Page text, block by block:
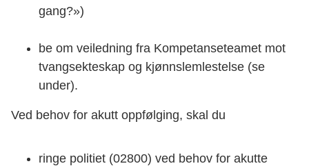
gang?»)
be om veiledning fra Kompetanseteamet mot
tvangsekteskap og kjønnslemlestelse (se
under).
Ved behov for akutt oppfølging, skal du
ringe politiet (02800) ved behov for akutte